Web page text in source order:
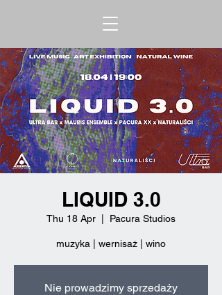
LIQUID 3.0
Thu 18 Apr Pacura Studios
muzyka | wernisaż | wino
Nie prowadzimy sprzedaży